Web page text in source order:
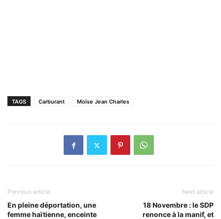
TAGS Carburant Moïse Jean Charles
Previous article
En pleine déportation, une
femme haïtienne, enceinte
Next article
18 Novembre : le SDP
renonce à la manif, et